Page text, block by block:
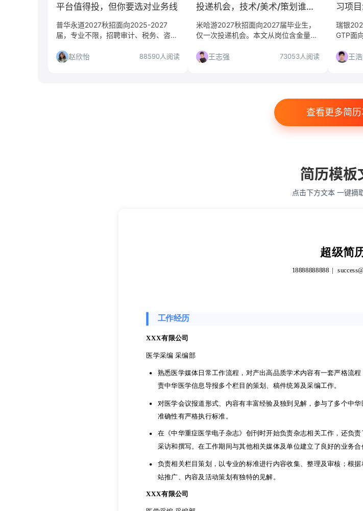
平台值得投，但你要选对业务线
普华永道2027秋招面向2025-2027
届，专业不限，招聘审计、税务、咨
合人群、慎投人群及投递策略，助你判
断是否值得投。
赵欣怡 88590人阅读
投递机会，技术/美术/策划谁值
米哈游2027秋招面向2027届毕业生，
仅一次投递机会。本文从岗位含金量、
全面解读，帮你判断是否值得投递。
王志强 73053人阅读
习项
瑞银
GTP面
策角度
策略，
王
查看更多简
简历模板
点击下方文本 一键摘
超级简
18888888888
工作经历
XXX有限公司
医学采编 采编部
熟悉医学媒体日常工作流程，对产出高品质学术内容有一套严格流
责中华医学信息导报多个栏目的策划、稿件统筹及采编工作。
对医学会议报道形式、内容有丰富经验及独到见解，参与了多个中
准确性有严格执行标准。
在《中华重症医学电子杂志》创刊时开始负责杂志相关工作，还负
采访和撰写。在工作期间与其他相关媒体及单位建立了良好的业务合
负责相关栏目策划，以专业的标准进行内容收集、整理及审核；根
站推广、内容及活动策划有独特的见解。
XXX有限公司
工作经历
XXX有限公司
医学采编 采编部
熟悉医学媒体日常工作流程，对产出高品质学术内容有一套严格流
责中华医学信息导报多个栏目的策划、稿件统筹及采编工作。
对医学会议报道形式、内容有丰富经验及独到见解，参与了多个中
准确性有严格执行标准。
在《中华重症医学电子杂志》创刊时开始负责杂志相关工作，还负
采访和撰写。在工作期间与其他相关媒体及单位建立了良好的业务合